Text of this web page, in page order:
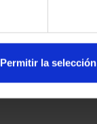
Permitir la selección